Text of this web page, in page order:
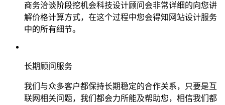
商务洽谈阶段挖机会科技设计顾问会非常详细的向您讲
解价格计算方式，在这个过程中您会得知网站设计服务
中的所有细节。
长期顾问服务
我们与众多客户都保持长期稳定的合作关系，只要是互
联网相关问题，我们都会力所能及帮助您，相信我们都